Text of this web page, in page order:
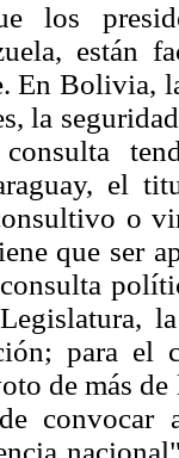
los
están
En Bolivia,
la
el
o
que ser
para el
de más